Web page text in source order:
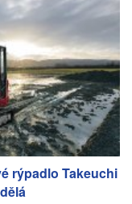
rýpadlo Takeuchi